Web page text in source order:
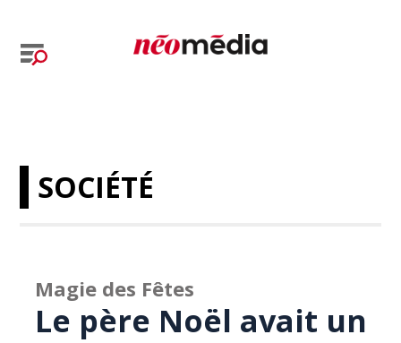
SOCIÉTÉ
Magie des Fêtes
Le père Noël avait un